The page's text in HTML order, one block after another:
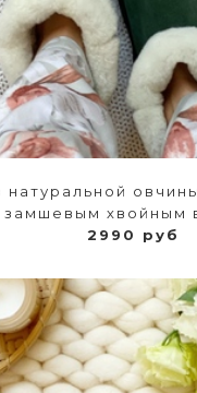
натуральной
замшевым хвойным
2990 руб